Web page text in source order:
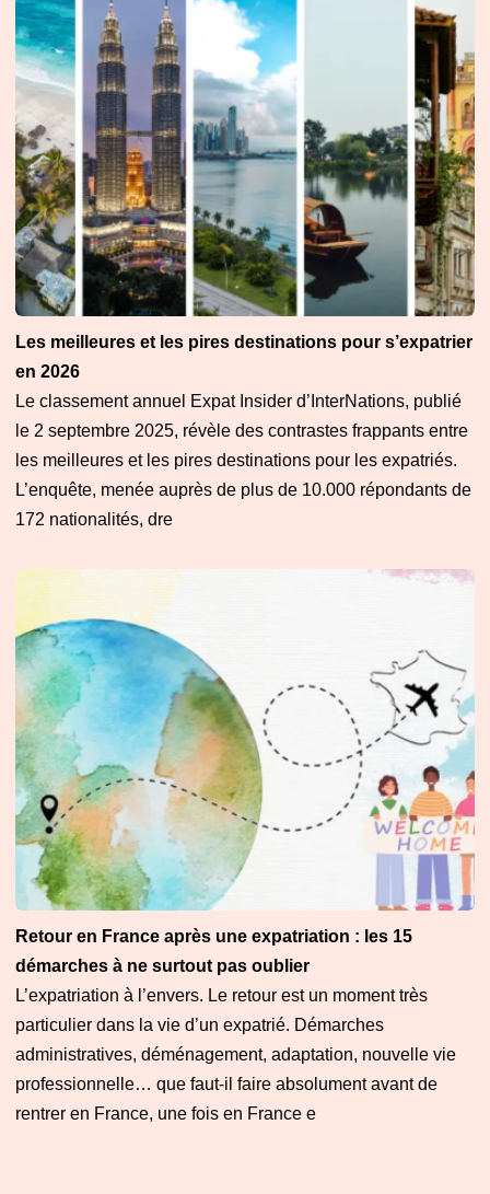
Les meilleures et les pires destinations pour s’expatrier
en 2026
Le classement annuel Expat Insider d’InterNations, publié
le 2 septembre 2025, révèle des contrastes frappants entre
les meilleures et les pires destinations pour les expatriés.
L’enquête, menée auprès de plus de 10.000 répondants de
172 nationalités, dre
Retour en France après une expatriation : les 15
démarches à ne surtout pas oublier
L’expatriation à l’envers. Le retour est un moment très
particulier dans la vie d’un expatrié. Démarches
administratives, déménagement, adaptation, nouvelle vie
professionnelle… que faut-il faire absolument avant de
rentrer en France, une fois en France e